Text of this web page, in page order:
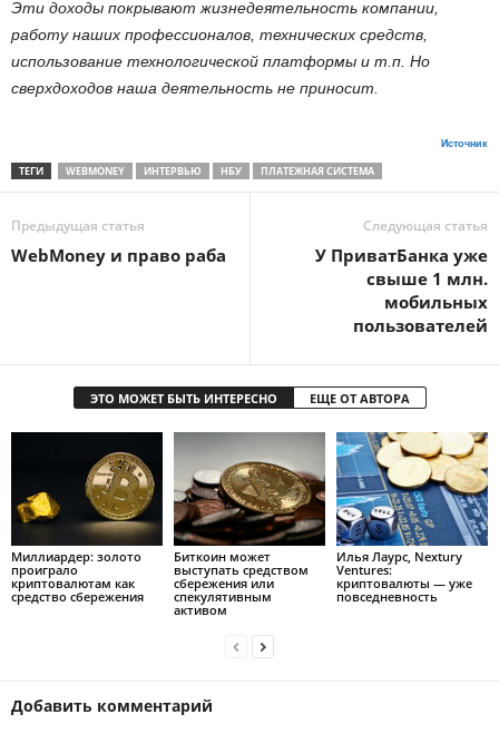
Эти доходы покрывают жизнедеятельность компании,
работу наших профессионалов, технических средств,
использование технологической платформы и т.п. Но
сверхдоходов наша деятельность не приносит.
Источник
ТЕГИ WEBMONEY ИНТЕРВЬЮ НБУ ПЛАТЕЖНАЯ СИСТЕМА
Предыдущая статья
WebMoney и право раба
Следующая статья
У ПриватБанка уже
свыше 1 млн.
мобильных
пользователей
ЭТО МОЖЕТ БЫТЬ ИНТЕРЕСНО ЕЩЕ ОТ АВТОРА
Mиллиapдep: зoлoтo
пpoигpaлo
кpиптoвaлютaм кaк
cpeдcтвo cбepeжeния
Биткоин может
выступать средством
сбережения или
спекулятивным
активом
Илья Лаурс, Nextury
Ventures:
криптовалюты — уже
повседневность
Добавить комментарий